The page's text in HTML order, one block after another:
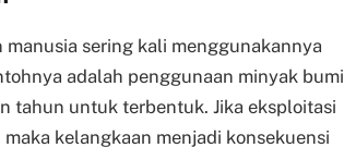
sering kali menggunakannya
adalah penggunaan minyak bumi
tahun untuk terbentuk. Jika eksploitasi
kelangkaan menjadi konsekuensi